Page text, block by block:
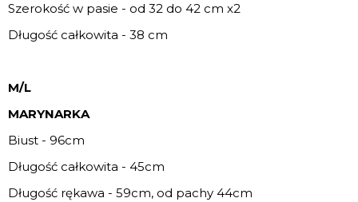
Szerokość w pasie - od 32 do 42 cm x2
Długość całkowita - 38 cm
M/L
MARYNARKA
Biust - 96cm
Długość całkowita - 45cm
Długość rękawa - 59cm, od pachy 44cm